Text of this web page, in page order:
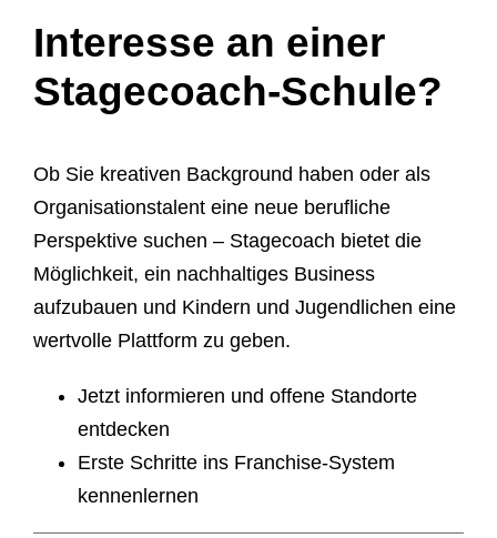
Interesse an einer
Stagecoach-Schule?
Ob Sie kreativen Background haben oder als
Organisationstalent eine neue berufliche
Perspektive suchen – Stagecoach bietet die
Möglichkeit, ein nachhaltiges Business
aufzubauen und Kindern und Jugendlichen eine
wertvolle Plattform zu geben.
Jetzt informieren und offene Standorte
entdecken
Erste Schritte ins Franchise-System
kennenlernen